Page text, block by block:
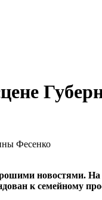
Фесенко
новостями.
к семейному